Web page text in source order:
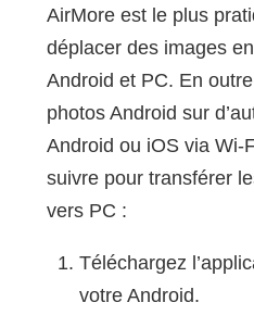
AirMore est le plus
déplacer des images
Android et PC. En
photos Android sur
Android ou iOS via Wi-
suivre pour transférer
vers PC :
Téléchargez
votre Android.